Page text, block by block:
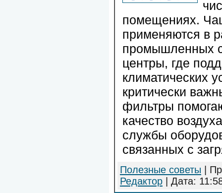
помещениях.
применяются в
промышленных
центры, где
климатических
критически
фильтры
качество
службы
связанных с
Полезные советы |
Редактор | Дата: